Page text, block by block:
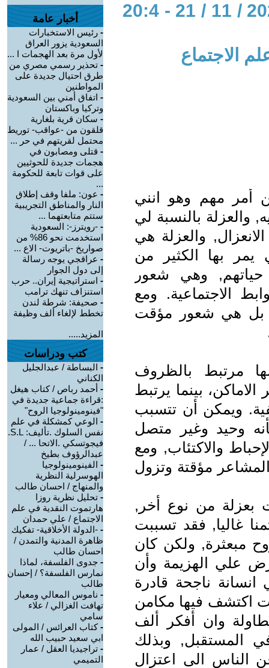
الحوار المتمدن-العدد: 8168 - 2024 / 11 / 21 - 20:4
الاجتماع
أمر مهم وهو انني
والعزلة بالنسبة لي
والعزلة هي
يمر بها الكثير من
وهي شعور
الاجتماعية. ومع
بل هي شعور مؤقت
مرتبط بالظروف
بينما يرتبط
ويمكن أن تتسبب
وحيد وغير متصل
والاكتئاب, ومع
مؤقتة وتزول
بعزلة من نوع أخر,
غاليا, فقد تسببت
مبعثرة, ولكن كان
علي الهزيمة وأن
ناجحة قادرة
اكتشف فيها مكامن
وان أفكر ألف
المستقبل, وبذلك
الى اعتزال
أخبار عامة
- رئيس الاستخبارات
السعودية يزور العراق
لأول مرة بعد الهجمات ا ...
- تحذير رسمي مصري من
طرق احتيال جديدة على
المواطنين
- اتفاق أمني بين السعودية
وتركيا وباكستان
- سكان قرية بلغارية
قلقون من -عواقب- توريط
محتمل لقريتهم في حر ...
- قتلى ومصابون في
هجمات جديدة للحوثيين
على قوات تابعة للحكومة
...
- عون: ملفا وقف إطلاق
النار والمناطق التجريبية
ستتم متابعتهما ...
- -رويترز-: السعودية
استخدمت نحو 86% من
صواريخ -باتريوت- الاع ...
- عراقجي يوجه رسالة
إلى دول الجوار
- استراتيجية إيران.. حرب
استنزاف تنهك ترامب
- صحيفة: شرطة لندن
تخطط لإلغاء ألف وظيفة
المزيد.....
كتب ودراسات
- البساطة / عبدالجليل
الكناني
- أحمد رباص / كتاب هيغل
:قراءة جماعية جديدة في
"فينومينولوجيا الروح"
- الوعي كمشكلة في علم
نفس السلوك .تأليف: S.L.
فيجوتسكي .الاتحا ... /
عبدالرؤوف بطيخ
- الفينومينولوجيا
الهوسرلية النظرية
والمنهاج / احسان طالب
- تحليل نظرية روزا
هارتموت النقدية في علم
الاجتماع / علي حمدان
- -الدولة الأخلاقية- تفكيك
ظاهرة المدنية والتمدن /
احسان طالب
- جدوى الفلسفة، لماذا
نمارس الفلسفة؟ / إحسان
طالب
- ناموس المعالي ومعيار
تهافت الغزالي / علاء
سامي
-كتاب العرائس / المولى
ابي سعيد حبيب الله
- تراجيديا العقل / عمار
التميمي